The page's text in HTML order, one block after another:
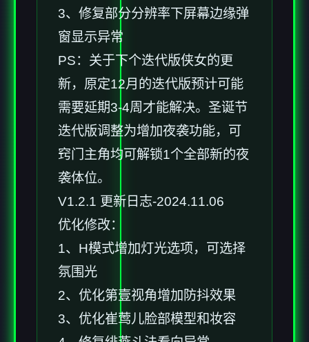
3、修复部分分辨率下屏幕边缘弹
窗显示异常
PS：关于下个迭代版侠女的更
新，原定12月的迭代版预计可能
需要延期3-4周才能解决。圣诞节
迭代版调整为增加夜袭功能，可
窍门主角均可解锁1个全部新的夜
袭体位。
V1.2.1 更新日志-2024.11.06
优化修改：
1、H模式增加灯光选项，可选择
氛围光
2、优化第壹视角增加防抖效果
3、优化崔莺儿脸部模型和妆容